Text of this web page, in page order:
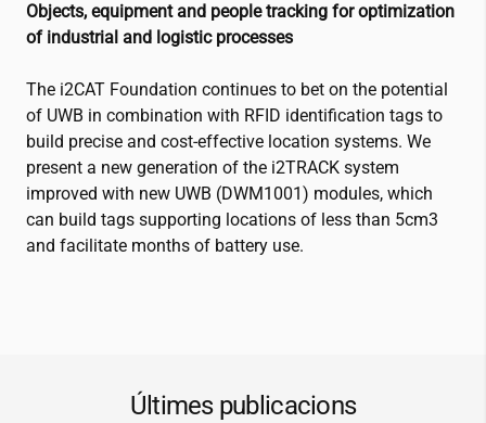
Objects, equipment and people tracking for optimization
of industrial and logistic processes
The i2CAT Foundation continues to bet on the potential
of UWB in combination with RFID identification tags to
build precise and cost-effective location systems. We
present a new generation of the i2TRACK system
improved with new UWB (DWM1001) modules, which
can build tags supporting locations of less than 5cm3
and facilitate months of battery use.
Últimes publicacions